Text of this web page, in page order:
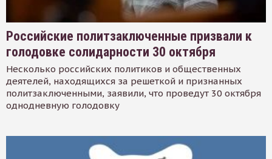
Российские политзаключенные призвали к
голодовке солидарности 30 октября
Несколько российских политиков и общественных
деятелей, находящихся за решеткой и признанных
политзаключенными, заявили, что проведут 30 октября
однодневную голодовку